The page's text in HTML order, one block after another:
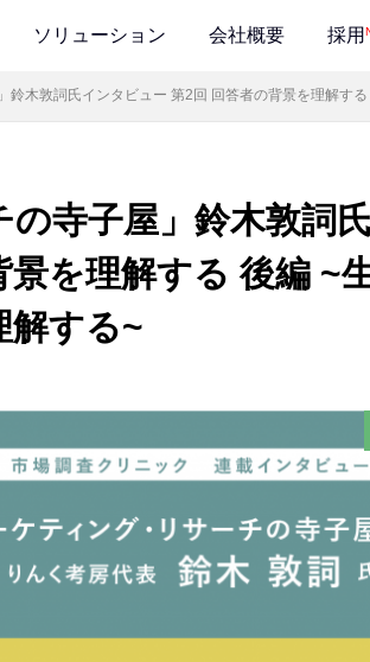
ソリューション 会社概要 採用
鈴木敦詞氏インタビュー 第2回 回答者の背景を理解す
の寺子屋」鈴木敦詞
を理解する 後編 ~
解する~